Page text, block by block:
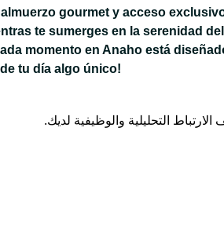
gourmet y acceso
te sumerges en la serenidad
momento en Anaho está
tu día algo único!